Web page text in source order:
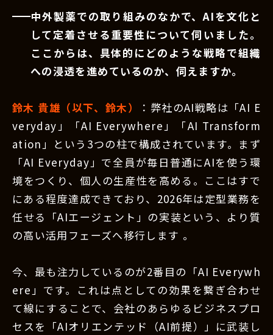
中外製薬での取り組みのなかで、AIを文化と
して定着させる重要性について伺いました。
ここからは、具体的にどのような戦略で組織
への浸透を進めているのか、伺えますか。
鈴木 貴雄（以下、鈴木）
：弊社のAI戦略は「AI E
veryday」「AI Everywhere」「AI Transform
ation」という3つの柱で構成されています。まず
「AI Everyday」で全員が毎日普通にAIを使う環
境をつくり、個人の生産性を高める。ここはすで
にある程度達成できており、2026年は定型業務を
任せる「AIエージェント」の実装という、より質
の高い活用フェーズへ移行します 。
今、最も注力しているのが2番目の「AI Everywh
ere」です。これは点としての効果を繋ぎ合わせ
て線にすることで、会社のあらゆるビジネスプロ
セスを「AIオリエンテッド（AI前提）」に武装し